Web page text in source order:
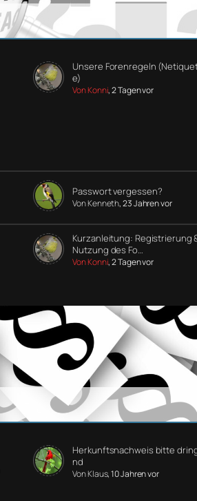
Unsere Forenregeln
e)
Von Konni, 2 Tagen vor
Passwort vergessen?
Von Kenneth, 23 Jahren vor
Kurzanleitung: Registrierung
Nutzung des Fo…
Von Konni, 2 Tagen vor
Herkunftsnachweis bitte
nd
Von Klaus, 10 Jahren vor